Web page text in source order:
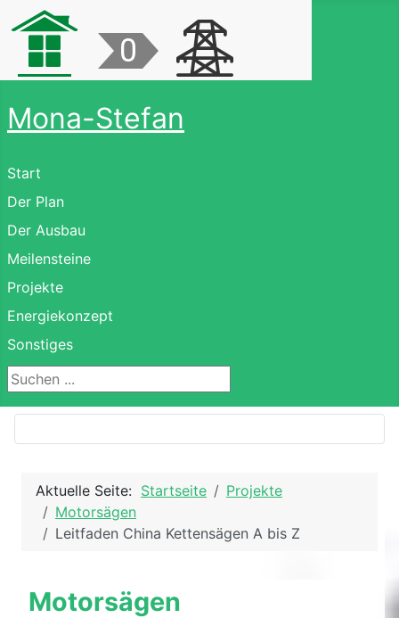
Mona-Stefan
Start
Der Plan
Der Ausbau
Meilensteine
Projekte
Energiekonzept
Sonstiges
Suchen ...
Aktuelle Seite: Startseite
Projekte
Motorsägen
Leitfaden China Kettensägen A bis Z
Motorsägen